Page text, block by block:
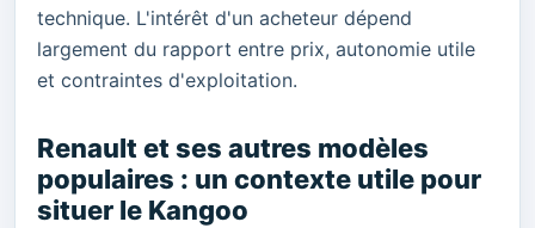
technique. L'intérêt d'un acheteur dépend
largement du rapport entre prix, autonomie utile
et contraintes d'exploitation.
Renault et ses autres modèles
populaires : un contexte utile pour
situer le Kangoo